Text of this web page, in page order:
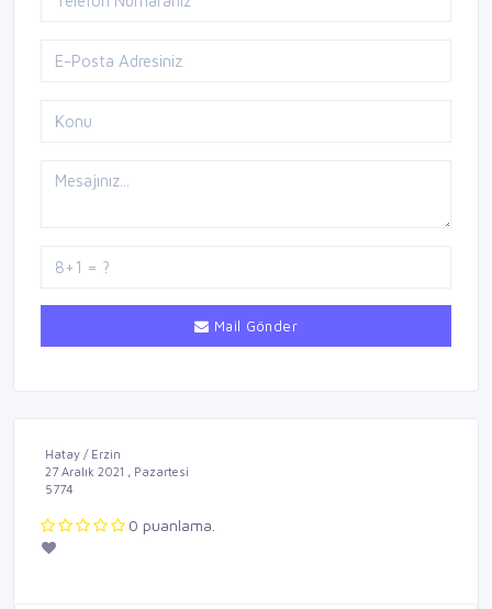
Mail Gönder
Hatay / Erzin
27 Aralık 2021 , Pazartesi
5774
0 puanlama.